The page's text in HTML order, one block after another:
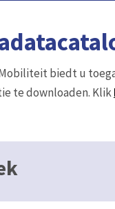
biedt u
te downloaden. Klik